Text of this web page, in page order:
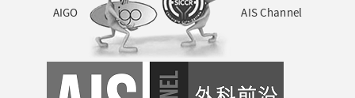
AIGO AIS Channel